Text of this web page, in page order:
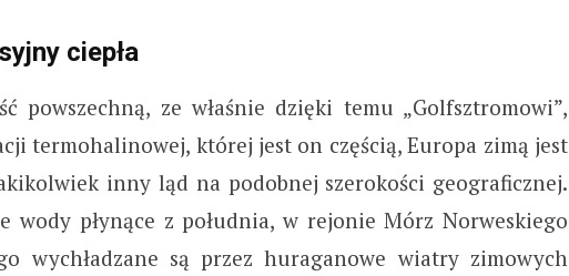
ciepła
powszechną, ze właśnie dzięki temu „Golfsztromowi”,
termohalinowej, której jest on częścią, Europa zimą jest
inny ląd na podobnej szerokości geograficznej.
wody płynące z południa, w rejonie Mórz Norweskiego
wychładzane są przez huraganowe wiatry zimowych